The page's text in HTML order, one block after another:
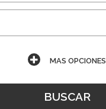
MAS OPCIONES
BUSCAR